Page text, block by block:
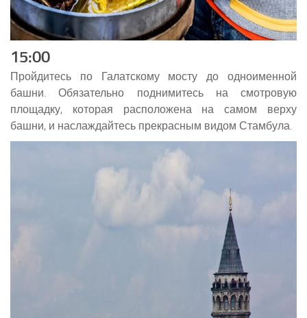
15:00
Пройдитесь по Галатскому мосту до одноименной
башни. Обязательно поднимитесь на смотровую
площадку, которая расположена на самом верху
башни, и наслаждайтесь прекрасным видом Стамбула.